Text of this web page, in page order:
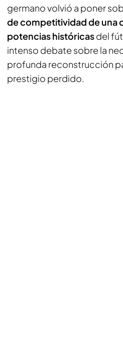
germano volvió a poner
de competitividad de una
potencias históricasdel
intenso debate sobre la
profunda reconstrucción
prestigio perdido.